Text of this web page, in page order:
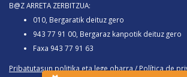
B@Z ARRETA ZERBITZUA:
010, Bergaratik deituz gero
943 77 91 00, Bergaraz kanpotik deituz gero
Faxa 943 77 91 63
Pribatutasun politika eta lege oharra / Política de